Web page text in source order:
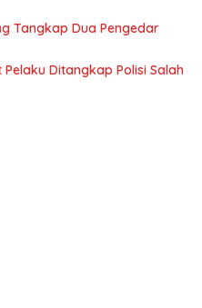
Tangkap Dua Pengedar
Ditangkap Polisi Salah